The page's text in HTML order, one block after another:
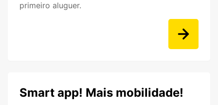
primeiro aluguer.
Smart app! Mais mobilidade!